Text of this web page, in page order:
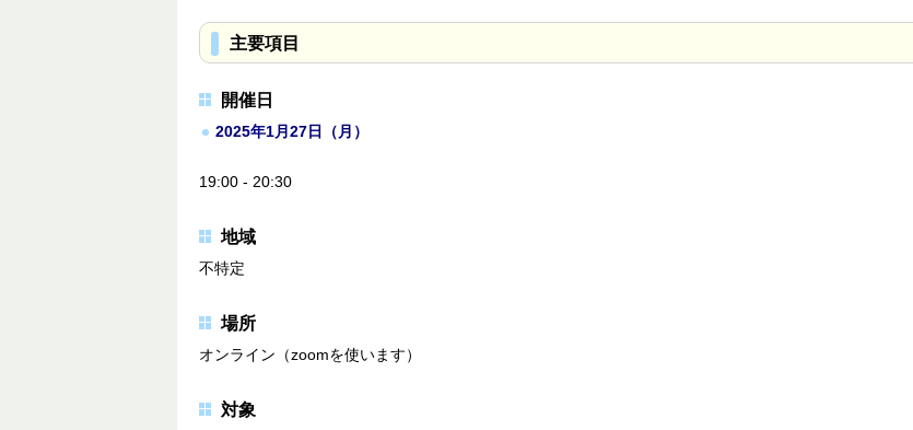
主要項目
開催日
2025年1月27日（月）
19:00 - 20:30
地域
不特定
場所
オンライン（zoomを使います）
対象